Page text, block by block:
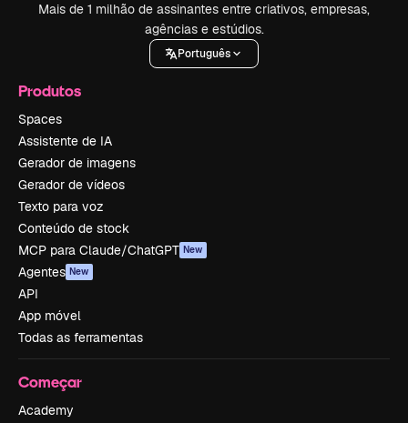
Mais de 1 milhão de assinantes entre criativos, empresas,
agências e estúdios.
Português
Produtos
Spaces
Assistente de IA
Gerador de imagens
Gerador de vídeos
Texto para voz
Conteúdo de stock
MCP para Claude/ChatGPT New
Agentes New
API
App móvel
Todas as ferramentas
Começar
Academy